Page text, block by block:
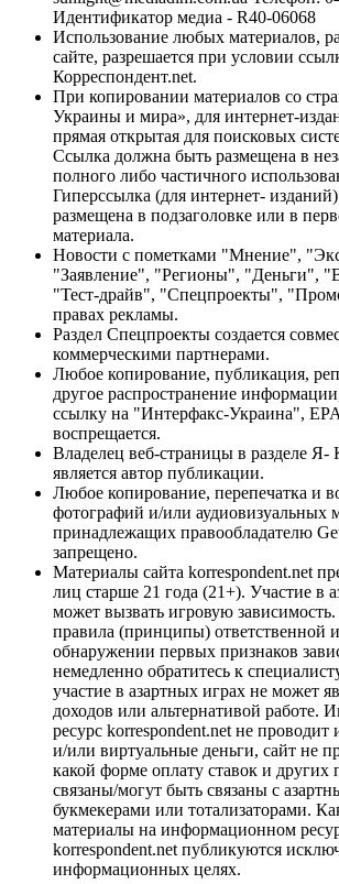
Идентификатор медиа - R40-06068
Использование любых материалов,
сайте, разрешается при условии
Корреспондент.net.
При копировании материалов со
Украины и мира», для интернет-
прямая открытая для поисковых
Ссылка должна быть размещена в
полного либо частичного
Гиперссылка (для интернет-
размещена в подзаголовке или в
материала.
Новости с пометками "Мнение",
"Заявление", "Регионы", "Деньги",
"Тест-драйв", "Спецпроекты",
правах рекламы.
Раздел Спецпроекты создается
коммерческими партнерами.
Любое копирование, публикация,
другое распространение
ссылку на "Интерфакс-Украина",
воспрещается.
Владелец веб-страницы в разделе Я-
является автор публикации.
Любое копирование, перепечатка и
фотографий и/или аудиовизуальных
принадлежащих правообладателю
запрещено.
Материалы сайта korrespondent.net
лиц старше 21 года (21+). Участие в
может вызвать игровую
правила (принципы) ответственной
обнаружении первых признаков
немедленно обратитесь к
участие в азартных играх не может
доходов или альтернативой работе.
ресурс korrespondent.net не
и/или виртуальные деньги, сайт не
какой форме оплату ставок и других
связаны/могут быть связаны с
букмекерами или тотализаторами.
материалы на информационном
korrespondent.net публикуются
информационных целях.